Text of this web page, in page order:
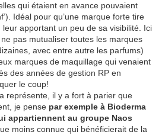
qui étaient en avance pouvaient
Idéal pour qu’une marque forte tire
apportant un peu de sa visibilité. Ici
pas mutualiser toutes les marques
avec entre autre les parfums)
marques de maquillage qui venaient
des années de gestion RP en
le coup!
représente, il y a fort à parier que
je pense par exemple à Bioderma
appartiennent au groupe Naos
moins connue qui bénéficierait de la